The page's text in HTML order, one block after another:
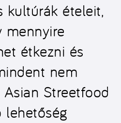
kultúrák ételeit,
mennyire
étkezni és
nem
Streetfood
lehetőség